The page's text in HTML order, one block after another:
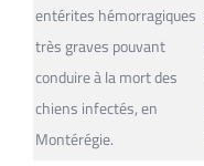
entérites hémorragiques
très graves pouvant
conduire à la mort des
chiens infectés, en
Montérégie.